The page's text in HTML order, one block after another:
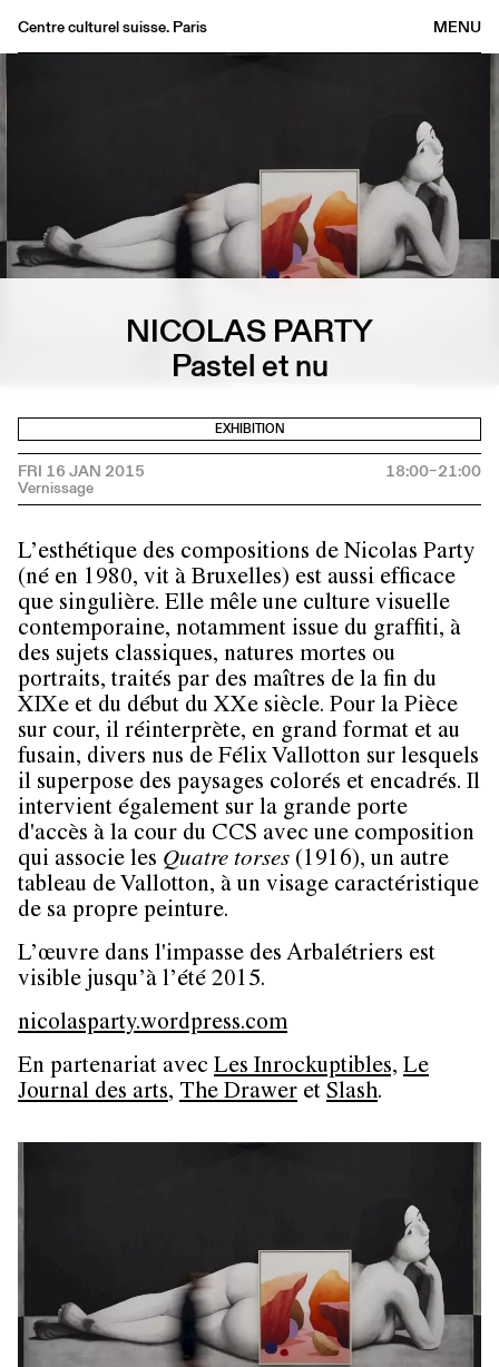
MENU
Centre culturel suisse. Paris
Publications
About
NICOLAS PARTY
Pastel et nu
EXHIBITION
FRI 16 JAN 2015 18:00–21:00
L’esthétique des compositions de Nicolas Party
(né en 1980, vit à Bruxelles) est aussi efficace
que singulière. Elle mêle une culture visuelle
contemporaine, notamment issue du graffiti, à
des sujets classiques, natures mortes ou
portraits, traités par des maîtres de la fin du
XIXe et du début du XXe siècle. Pour la Pièce
sur cour, il réinterprète, en grand format et au
fusain, divers nus de Félix Vallotton sur lesquels
il superpose des paysages colorés et encadrés. Il
intervient également sur la grande porte
d'accès à la cour du CCS avec une composition
qui associe les Quatre torses (1916), un autre
tableau de Vallotton, à un visage caractéristique
de sa propre peinture.
L’œuvre dans l'impasse des Arbalétriers est
visible jusqu’à l’été 2015.
nicolasparty.wordpress.com
En partenariat avec Les Inrockuptibles, Le
Journal des arts, The Drawer et Slash.